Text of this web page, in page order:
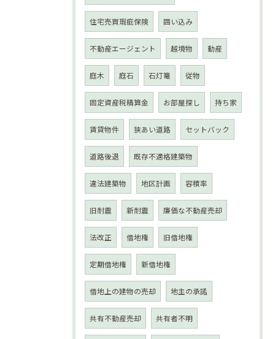
住宅売買瑕疵保険 囲い込み
不動産エージェント 越境物 動産
庭木 庭石 石灯篭 従物
固定資産税精算金 お部屋探し 持ち家
賃貸物件 狭あい道路 セットバック
道路後退 既存不適格建築物
違法建築物 地区計画 容積率
旧耐震 新耐震 廉価な不動産売却
法改正 借地権 旧借地権
定期借地権 新借地権
借地上の建物の売却 地主の承諾
共有不動産売却 共有者不明